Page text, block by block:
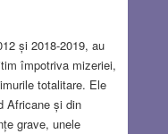
și 2018-2019, au
împotriva mizeriei,
totalitare. Ele
Africane și din
grave, unele